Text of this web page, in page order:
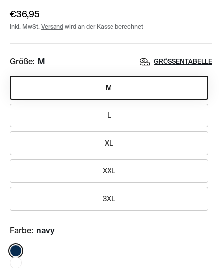
€36,95
inkl. MwSt. Versand wird an der Kasse berechnet
Größe: M GRÖSSENTABELLE
M
L
XL
XXL
3XL
Farbe: navy
Color: